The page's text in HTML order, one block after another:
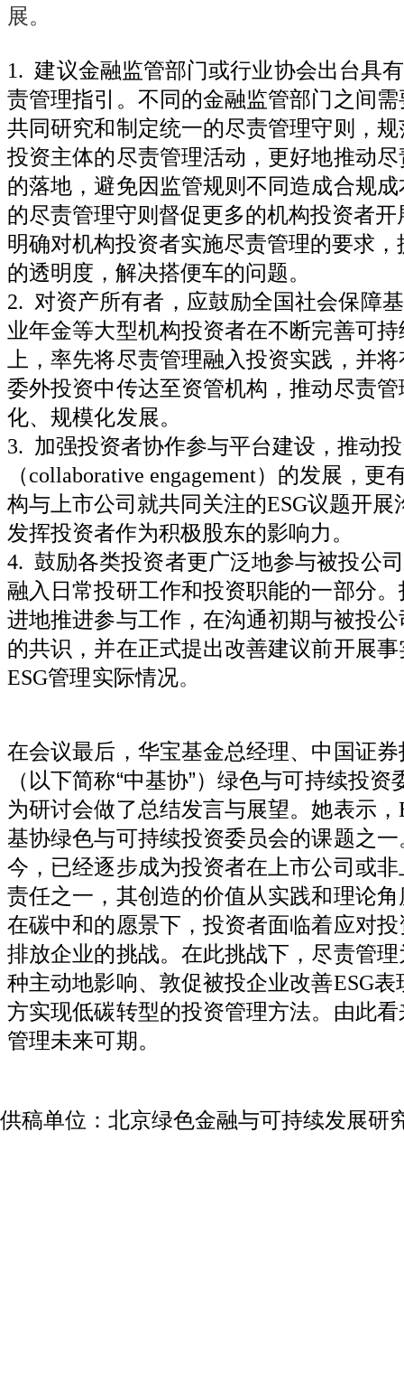
展。
1. 建议金融监管部门或行业协会出台具
责管理指引。不同的金融监管部门之间
共同研究和制定统一的尽责管理守则，
投资主体的尽责管理活动，更好地推动
的落地，避免因监管规则不同造成合规
的尽责管理守则督促更多的机构投资者
明确对机构投资者实施尽责管理的要求
的透明度，解决搭便车的问题。
2. 对资产所有者，应鼓励全国社会保障
业年金等大型机构投资者在不断完善可
上，率先将尽责管理融入投资实践，并
委外投资中传达至资管机构，推动尽责
化、规模化发展。
3. 加强投资者协作参与平台建设，推动
（collaborative engagement）的发展，更
构与上市公司就共同关注的ESG议题开展
发挥投资者作为积极股东的影响力。
4. 鼓励各类投资者更广泛地参与被投公
融入日常投研工作和投资职能的一部分
进地推进参与工作，在沟通初期与被投
的共识，并在正式提出改善建议前开展
ESG管理实际情况。
在会议最后，华宝基金总经理、中国证
（以下简称“中基协”）绿色与可持续投
为研讨会做了总结发言与展望。她表示，
基协绿色与可持续投资委员会的课题之
今，已经逐步成为投资者在上市公司或
责任之一，其创造的价值从实践和理论
在碳中和的愿景下，投资者面临着应对
排放企业的挑战。在此挑战下，尽责管
种主动地影响、敦促被投企业改善ESG表
方实现低碳转型的投资管理方法。由此
管理未来可期。
供稿单位：北京绿色金融与可持续发展研